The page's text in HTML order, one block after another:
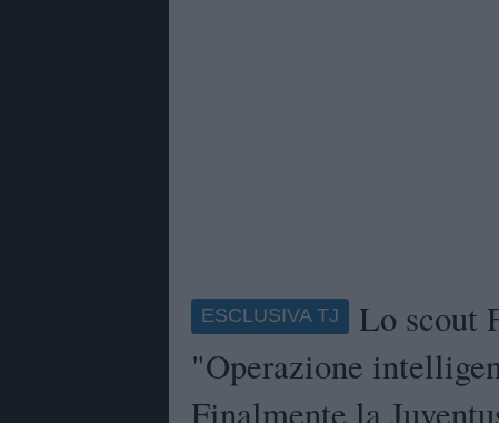
ESCLUSIVA TJ
Lo scout
"Operazione
Finalmente la